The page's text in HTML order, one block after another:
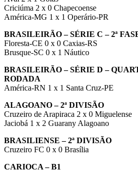
Criciúma 2 x 0 Chapecoense
América-MG 1 x 1 Operário-PR
BRASILEIRÃO – SÉRIE C – 2ª
Floresta-CE 0 x 0 Caxias-RS
Brusque-SC 0 x 1 Náutico
BRASILEIRÃO – SÉRIE D –
RODADA
América-RN 1 x 1 Santa Cruz-PE
ALAGOANO – 2ª DIVISÃO
Cruzeiro de Arapiraca 2 x 0 Miguelense
Jaciobá 1 x 2 Guarany Alagoano
BRASILIENSE – 2ª DIVISÃO
Cruzeiro FC 0 x 0 Brasília
CARIOCA – B1